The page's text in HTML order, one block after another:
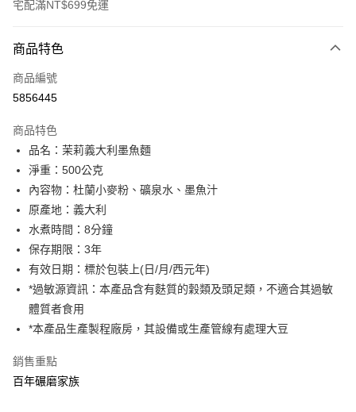
宅配滿NT$699免運
信用卡一次付款
Apple Pay
悠遊付
ATM付款
貨到付款
運送方式
宅配
每筆NT$90，滿NT$699(含以上)免運費
商品特色
商品編號
5856445
商品特色
品名：茉莉義大利墨魚麵
淨重：500公克
內容物：杜蘭小麥粉、礦泉水、墨魚汁
原產地：義大利
水煮時間：8分鐘
保存期限：3年
有效日期：標於包裝上(日/月/西元年)
*過敏源資訊：本產品含有麩質的穀類及頭足類，不適合其過敏
體質者食用
*本產品生產製程廠房，其設備或生產管線有處理大豆
銷售重點
百年碾磨家族